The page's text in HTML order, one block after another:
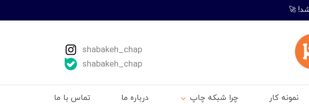
شد! 🚀
shabakeh_chap
shabakeh_chap
نمونه کار چرا شبکه چاپ درباره ما تماس با ما